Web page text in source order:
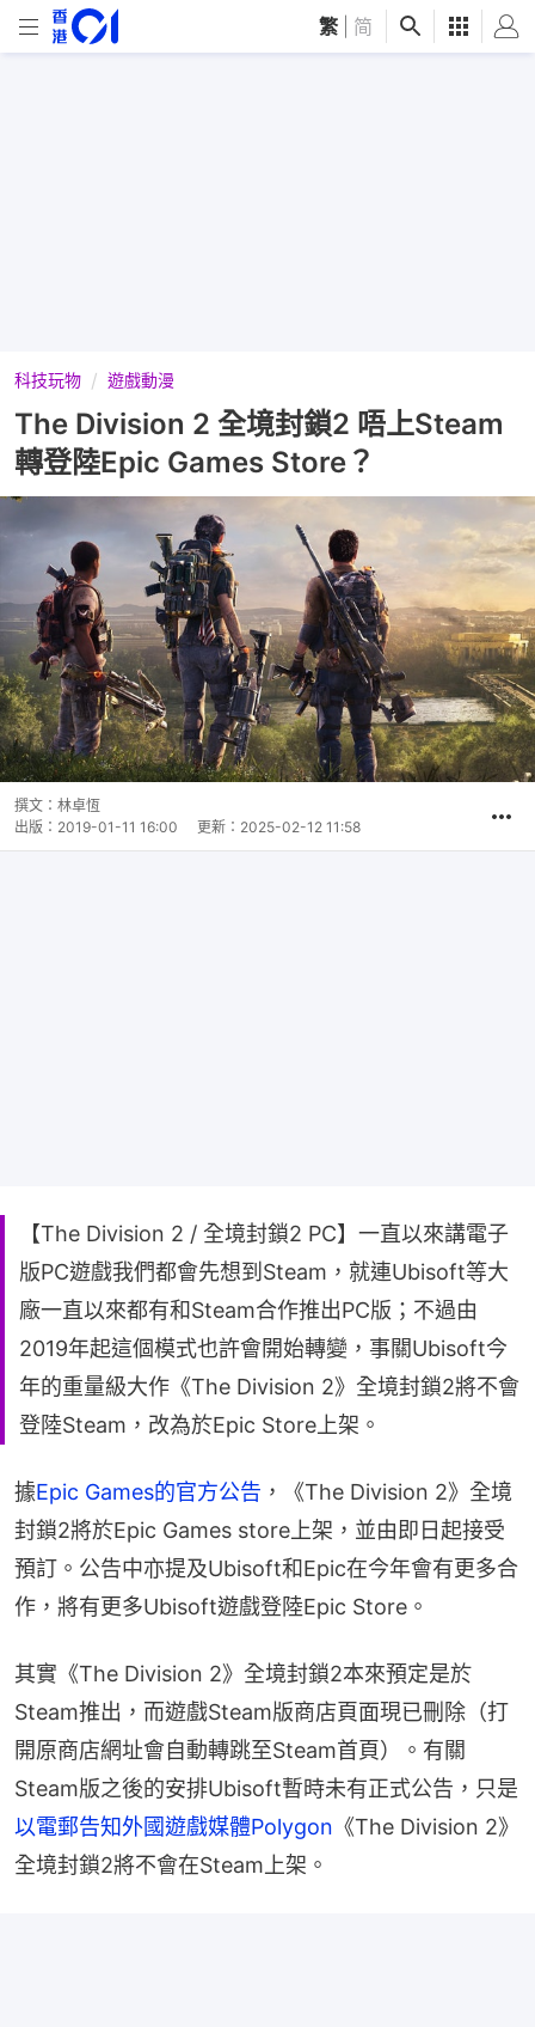
繁 简
科技玩物 遊戲動漫
The Division 2 全境封鎖2 唔上Steam
轉登陸Epic Games Store？
撰文： 林卓恆
出版： 2019-01-11 16:00 更新： 2025-02-12 11:58
【The Division 2 / 全境封鎖2 PC】一直以來講電子
版PC遊戲我們都會先想到Steam，就連Ubisoft等大
廠一直以來都有和Steam合作推出PC版；不過由
2019年起這個模式也許會開始轉變，事關Ubisoft今
年的重量級大作《The Division 2》全境封鎖2將不會
登陸Steam，改為於Epic Store上架。
據Epic Games的官方公告 ，《The Division 2》全境
封鎖2將於Epic Games store上架，並由即日起接受
預訂。公告中亦提及Ubisoft和Epic在今年會有更多合
作，將有更多Ubisoft遊戲登陸Epic Store。
其實《The Division 2》全境封鎖2本來預定是於
Steam推出，而遊戲Steam版商店頁面現已刪除（打
開原商店網址會自動轉跳至Steam首頁）。有關
Steam版之後的安排Ubisoft暫時未有正式公告，只是
以電郵告知外國遊戲媒體Polygon 《The Division 2》
全境封鎖2將不會在Steam上架。